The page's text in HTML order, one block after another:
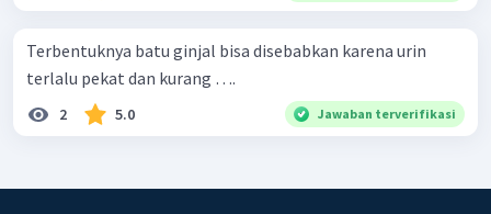
Terbentuknya batu ginjal bisa disebabkan karena urin
terlalu pekat dan kurang ….
2 5.0 Jawaban terverifikasi